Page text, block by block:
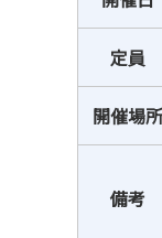
定員
開催場所
備考